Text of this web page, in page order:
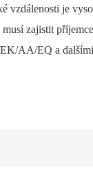
vzdálenosti je
zajistit
AA/EQ a